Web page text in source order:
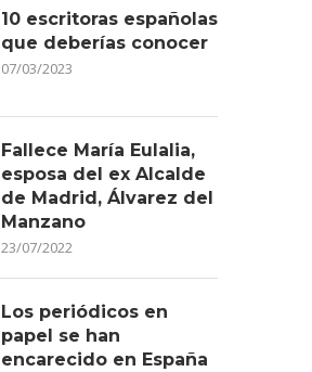
10 escritoras españolas
que deberías conocer
07/03/2023
Fallece María Eulalia,
esposa del ex Alcalde
de Madrid, Álvarez del
Manzano
23/07/2022
Los periódicos en
papel se han
encarecido en España